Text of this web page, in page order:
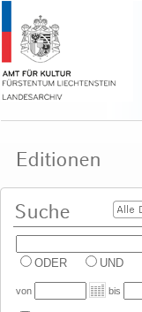
ODER UND
von bis